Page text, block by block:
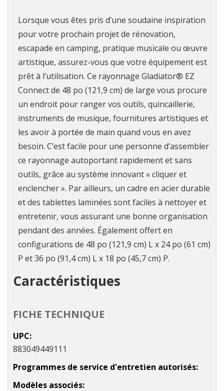
Lorsque vous êtes pris d’une soudaine inspiration
pour votre prochain projet de rénovation,
escapade en camping, pratique musicale ou œuvre
artistique, assurez-vous que votre équipement est
prêt à l’utilisation. Ce rayonnage Gladiator® EZ
Connect de 48 po (121,9 cm) de large vous procure
un endroit pour ranger vos outils, quincaillerie,
instruments de musique, fournitures artistiques et
les avoir à portée de main quand vous en avez
besoin. C’est facile pour une personne d’assembler
ce rayonnage autoportant rapidement et sans
outils, grâce au système innovant « cliquer et
enclencher ». Par ailleurs, un cadre en acier durable
et des tablettes laminées sont faciles à nettoyer et
entretenir, vous assurant une bonne organisation
pendant des années. Également offert en
configurations de 48 po (121,9 cm) L x 24 po (61 cm)
P et 36 po (91,4 cm) L x 18 po (45,7 cm) P.
Caractéristiques
FICHE TECHNIQUE
UPC
883049449111
Programmes de service d'entretien autorisés
Modèles associés